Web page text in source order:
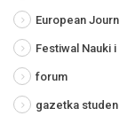
European
Festiwal Nauki
forum
gazetka